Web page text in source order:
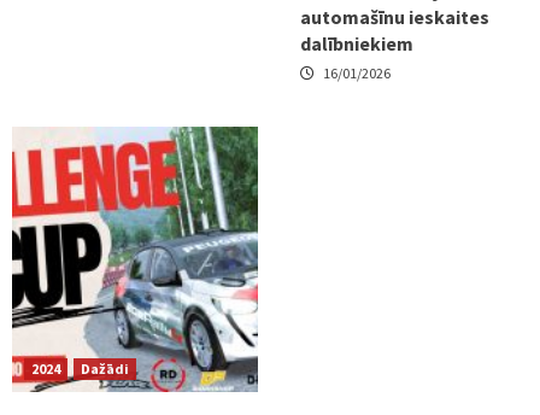
automašīnu ieskaites
dalībniekiem
16/01/2026
2024 Dažādi